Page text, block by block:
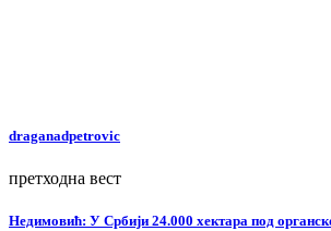
draganadpetrovic
претходна вест
Недимовић: У Србији 24.000 хектара под